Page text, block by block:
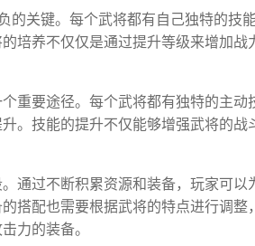
的关键。每个武将都有自己独特的技
培养不仅仅是通过提升等级来增加
重要途径。每个武将都有独特的主
。技能的提升不仅能够增强武将的
通过不断积累资源和装备，玩家可以
搭配也需要根据武将的特点进行调
力的装备。